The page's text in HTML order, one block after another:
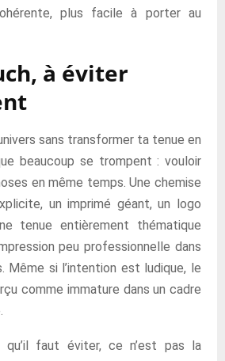
plus facile à porter au
à éviter
sans transformer ta tenue en
beaucoup se trompent : vouloir
en même temps. Une chemise
un imprimé géant, un logo
tenue entièrement thématique
peu professionnelle dans
Même si l’intention est ludique, le
comme immature dans un cadre
qu’il faut éviter, ce n’est pas la